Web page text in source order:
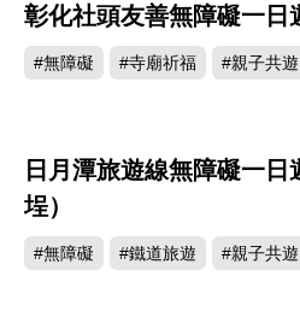
彰化社頭友善無障礙一日
#無障礙 #寺廟祈福 #親子共遊
日月潭旅遊線無障礙一
埕）
#無障礙 #鐵道旅遊 #親子共遊